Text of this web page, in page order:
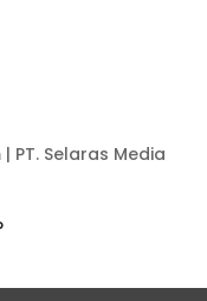
PT. Selaras Media